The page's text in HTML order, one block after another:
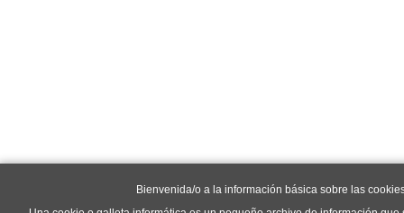
Bienvenida/o a la información básica sobre las